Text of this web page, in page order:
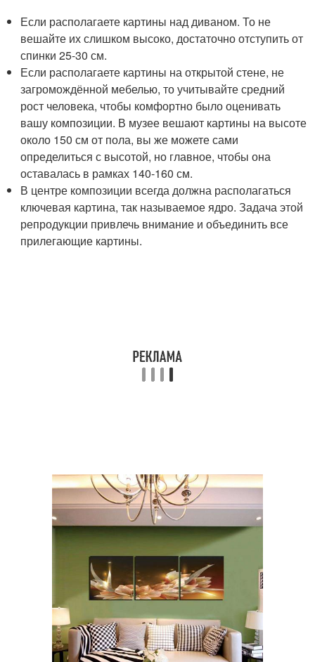
Если располагаете картины над диваном. То не
вешайте их слишком высоко, достаточно отступить от
спинки 25-30 см.
Если располагаете картины на открытой стене, не
загромождённой мебелью, то учитывайте средний
рост человека, чтобы комфортно было оценивать
вашу композиции. В музее вешают картины на высоте
около 150 см от пола, вы же можете сами
определиться с высотой, но главное, чтобы она
оставалась в рамках 140-160 см.
В центре композиции всегда должна располагаться
ключевая картина, так называемое ядро. Задача этой
репродукции привлечь внимание и объединить все
прилегающие картины.